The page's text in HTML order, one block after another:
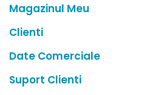
Magazinul Meu
Clienti
Date Comerciale
Suport Clienti